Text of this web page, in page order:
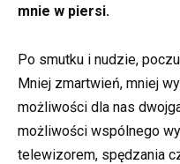
mnie w piersi.
Po smutku i nudzie,
Mniej zmartwień, mniej
możliwości dla nas
możliwości wspólnego
telewizorem, spędzania